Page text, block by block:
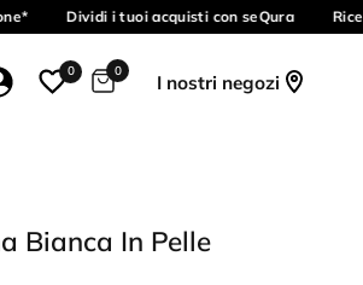
Dividi i tuoi acquisti con seQura
0 0
I nostri negozi
Bianca In Pelle